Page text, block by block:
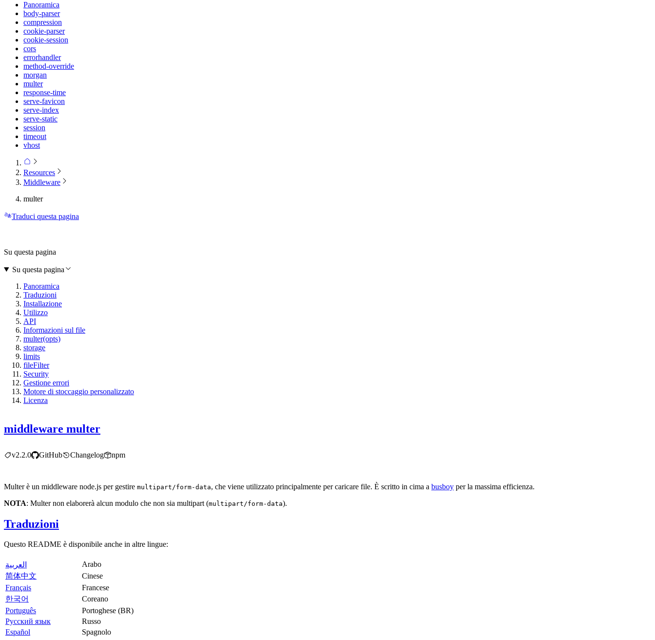
Panoramica
body-parser
compression
cookie-parser
cookie-session
cors
errorhandler
method-override
morgan
multer
response-time
serve-favicon
serve-index
serve-static
session
timeout
vhost
Resources
Middleware
multer
Traduci questa pagina
middleware multer
v2.2.0 GitHub Changelog npm
Multer è un middleware node.js per gestire multipart/form-data, che viene utilizzato principalmente per caricare file. È scritto in cima a busboy per la massima efficienza.
NOTA: Multer non elaborerà alcun modulo che non sia multipart (multipart/form-data).
Traduzioni
Questo README è disponibile anche in altre lingue:
العربية
Arabo
简体中文
Cinese
Français
Francese
한국어
Coreano
Português
Portoghese (BR)
Русский язык
Russo
Español
Spagnolo
Su questa pagina
Su questa pagina
Panoramica
Traduzioni
Installazione
Utilizzo
API
Informazioni sul file
multer(opts)
storage
limits
fileFilter
Security
Gestione errori
Motore di stoccaggio personalizzato
Licenza